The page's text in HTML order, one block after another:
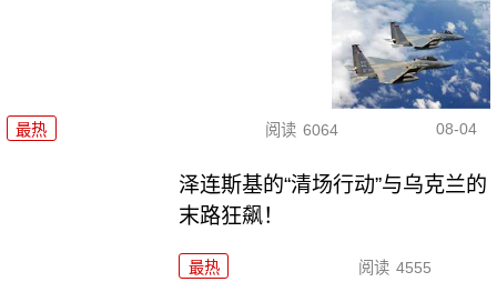
最热 阅读 6064 08-04
泽连斯基的“清场行动”与乌克兰的
末路狂飙！
最热 阅读 4555